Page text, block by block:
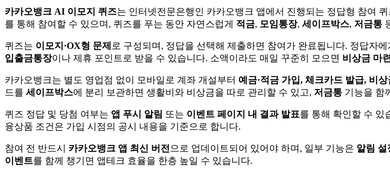
카카오뱅크 AI 이모지 퀴즈는 인터넷전문은행인 카카오뱅크 앱에서 진행되는 정답형 참여
를 통해 참여할 수 있으며, 퀴즈를 푸는 동안 자연스럽게 적금, 모임통장, 세이프박스, 저금통
퀴즈는 이모지·OX형 문제 로 구성되며, 정답을 선택해 제출하면 참여가 완료됩니다. 정답자에
입출금통장이나 제휴 포인트로 받을 수 있습니다. 소액이라도 매일 꾸준히 모으면 비상금 마련
카카오뱅크는 별도 영업점 없이 모바일로 계좌 개설부터 예금·적금 가입, 체크카드 발급, 비
드를 세이프박스에 분리 보관하면 생활비와 비상금을 따로 관리할 수 있고, 저금통 기능을 함
퀴즈 정답 및 당첨 여부는 앱 푸시 알림 또는 이벤트 페이지 내 결과 발표를 통해 확인할 수 있
융상품 조건은 가입 시점의 공시 내용을 기준으로 합니다.
참여 전 반드시 카카오뱅크 앱 최신 버전 으로 업데이트되어 있어야 하며, 일부 기능은 알림 설
이벤트를 함께 챙기면 앱테크 효율을 한층 높일 수 있습니다.